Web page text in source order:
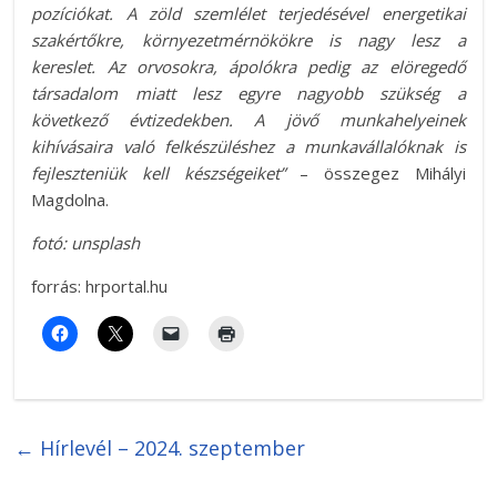
pozíciókat. A zöld szemlélet terjedésével energetikai
szakértőkre, környezetmérnökökre is nagy lesz a
kereslet. Az orvosokra, ápolókra pedig az elöregedő
társadalom miatt lesz egyre nagyobb szükség a
következő évtizedekben. A jövő munkahelyeinek
kihívásaira való felkészüléshez a munkavállalóknak is
fejleszteniük kell készségeiket”– összegez Mihályi
Magdolna.
fotó: unsplash
forrás: hrportal.hu
← Hírlevél – 2024. szeptember